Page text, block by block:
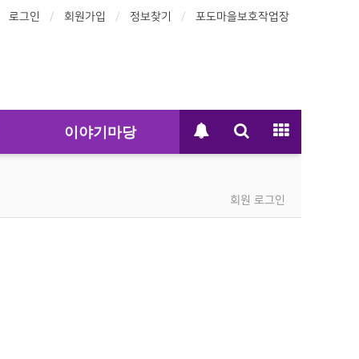
로그인 회원가입 정보찾기 포도마을보호작업장
이야기마당
회원 로그인